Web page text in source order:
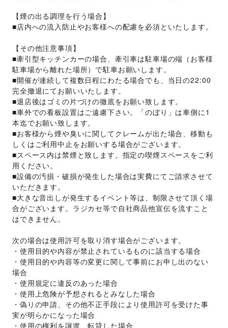
【煙の出る調理を行う場合】
■店内への流入防止やお客様への配慮を必須といたします。
【その他注意事項】
■牽引型キッチンカーの場合、牽引車は駐車場の端（お客様
駐車場から離れた場所）で駐車お願いします。
■開催が連続して複数日程にわたる場合でも、当日の22:00
完全撤退にてお願いいたします。
■退店後はゴミの片づけの徹底をお願い致します。
■車外での看板設置はご遠慮下さい。「のぼり」は車側に1
本迄でお願い致します。
■お客様から煙や臭いに関してクレームが出た場合、移動も
しくはご利用中止をお願いする場合がございます。
■スペース内は禁煙と致します。指定の喫煙スペースをご利
用ください。
■設備の汚損・破損が発生した場合は実費にてご請求させて
いただきます。
■大きな音出しが発生するイベント等は、制限させて頂く場
合がございます。ラジカセ等で自社商品他宣伝を流すこと
はできません。
次の場合は使用許可を取り消す場合がございます。
・使用目的や内容が禁止されているものに該当する場合
・使用目的や内容等の変更に関して事前にお申し出のない
場合
・使用規定に違反のあった場合
・使用上危険が予想されるとみなした場合
・偽りの申請、その他不正手段により使用許可を受けた事
実が明らかになった場合
・使用の権利を譲渡、転貸した場合